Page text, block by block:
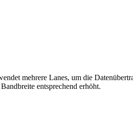
mehrere Lanes, um die
entsprechend erhöht.